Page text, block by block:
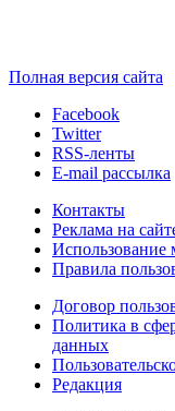
Полная версия сайта
Facebook
Twitter
RSS-ленты
E-mail рассылка
Контакты
Реклама на
Использование
Правила
Договор
Политика в
данных
Редакция